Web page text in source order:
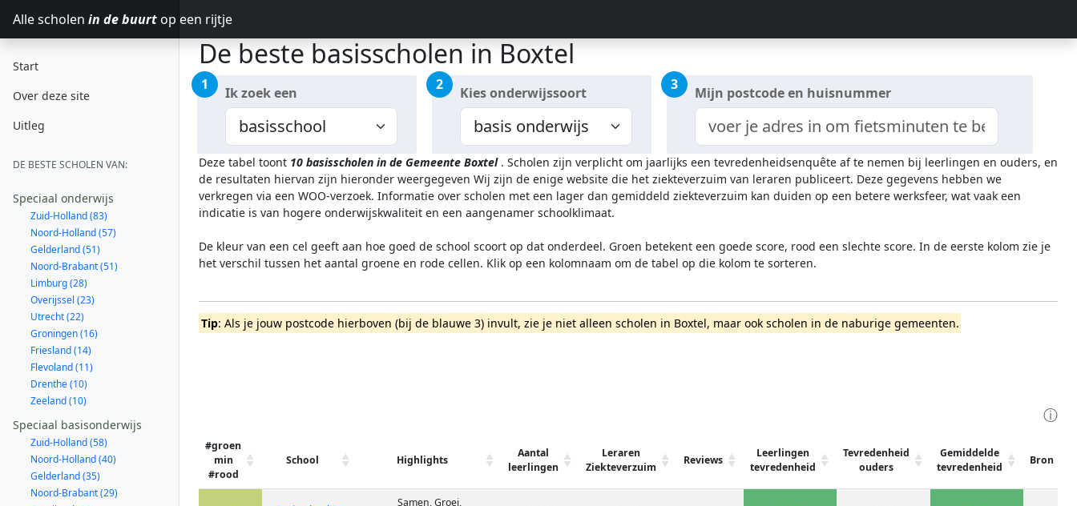
Alle scholen in de buurt op een rijtje
Start
Over deze site
Uitleg
DE BESTE SCHOLEN VAN:
Speciaal onderwijs
Zuid-Holland (83)
Noord-Holland (57)
Gelderland (51)
Noord-Brabant (51)
Limburg (28)
Overijssel (23)
Utrecht (22)
Groningen (16)
Friesland (14)
Flevoland (11)
Drenthe (10)
Zeeland (10)
Speciaal basisonderwijs
Zuid-Holland (58)
Noord-Holland (40)
Gelderland (35)
Noord-Brabant (29)
De beste basisscholen in Boxtel
1 Ik zoek een 2 Kies onderwijssoort 3 Mijn postcode en huisnummer
Deze tabel toont 10 basisscholen in de Gemeente Boxtel . Scholen zijn verplicht om jaarlijks een tevredenheidsenquête af te nemen bij leerlingen en ouders, en
de resultaten hiervan zijn hieronder weergegeven Wij zijn de enige website die het ziekteverzuim van leraren publiceert. Deze gegevens hebben we
verkregen via een WOO-verzoek. Informatie over scholen met een lager dan gemiddeld ziekteverzuim kan duiden op een betere werksfeer, wat vaak een
indicatie is van hogere onderwijskwaliteit en een aangenamer schoolklimaat.
De kleur van een cel geeft aan hoe goed de school scoort op dat onderdeel. Groen betekent een goede score, rood een slechte score. In de eerste kolom zie je
het verschil tussen het aantal groene en rode cellen. Klik op een kolomnaam om de tabel op die kolom te sorteren.
Tip: Als je jouw postcode hierboven (bij de blauwe 3) invult, zie je niet alleen scholen in Boxtel, maar ook scholen in de naburige gemeenten.
ⓘ
#groen
min
#rood
School Highlights
Aantal
leerlingen
Leraren
Ziekteverzuim
Reviews
Leerlingen
tevredenheid
Tevredenheid
ouders
Gemiddelde
tevredenheid
Bron
Samen, Groei,